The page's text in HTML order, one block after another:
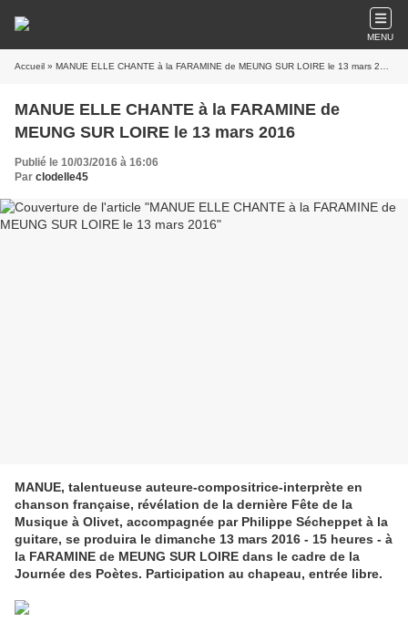
MENU
Accueil » MANUE ELLE CHANTE à la FARAMINE de MEUNG SUR LOIRE le 13 mars 2016
MANUE ELLE CHANTE à la FARAMINE de
MEUNG SUR LOIRE le 13 mars 2016
Publié le 10/03/2016 à 16:06
Par clodelle45
MANUE, talentueuse auteure-compositrice-interprète en
chanson française, révélation de la dernière Fête de la
Musique à Olivet, accompagnée par Philippe Sécheppet à la
guitare, se produira le dimanche 13 mars 2016 - 15 heures - à
la FARAMINE de MEUNG SUR LOIRE dans le cadre de la
Journée des Poètes. Participation au chapeau, entrée libre.